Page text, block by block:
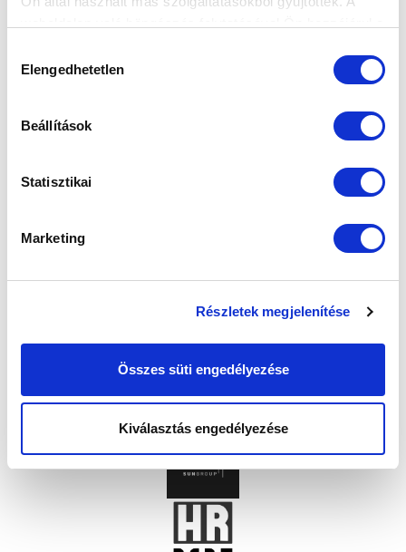
kiválasztása
Elengedhetetlen
Beállítások
Statisztikai
Marketing
Részletek megjelenítése
Összes süti engedélyezése
Kiválasztás engedélyezése